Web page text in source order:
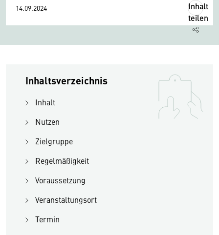
14.09.2024
Inhalt
teilen
Inhaltsverzeichnis
Inhalt
Nutzen
Zielgruppe
Regelmäßigkeit
Voraussetzung
Veranstaltungsort
Termin